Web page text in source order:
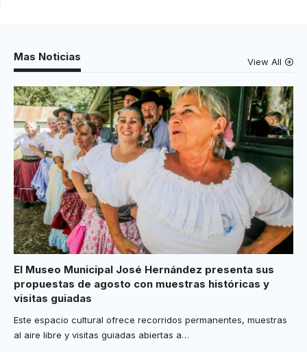
Mas Noticias View All
El Museo Municipal José Hernández presenta sus
propuestas de agosto con muestras históricas y
visitas guiadas
Este espacio cultural ofrece recorridos permanentes, muestras
al aire libre y visitas guiadas abiertas a…